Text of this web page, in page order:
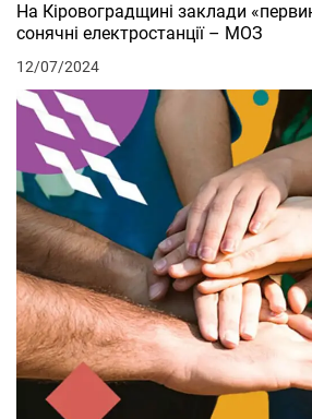
На Кіровоградщині заклади
сонячні електростанції – МОЗ
12/07/2024